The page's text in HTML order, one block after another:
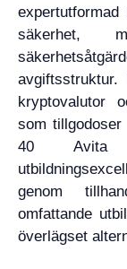
säkerhet,
kryptovalutor
som
40 Avita
genom
omfattande
överlägset